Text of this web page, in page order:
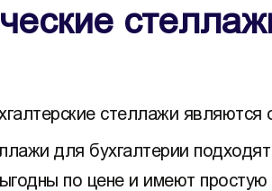
стеллажи
для бухгалтерии
по цене и имеют простую